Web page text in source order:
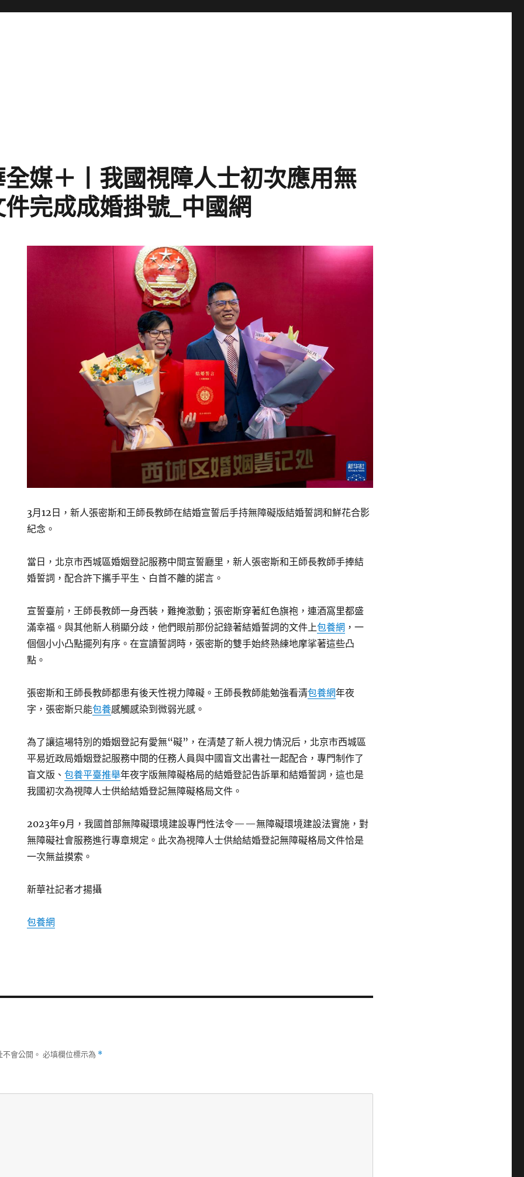
媒＋丨我國視障人士初次應用無
完成成婚掛號_中國網
3月12日，新人張密斯和王師長教師在結婚宣誓后手持無障礙版結婚誓詞和鮮花合影
紀念。
當日，北京市西城區婚姻登記服務中間宣誓廳里，新人張密斯和王師長教師手捧結
婚誓詞，配合許下攜手平生、白首不離的諾言。
宣誓臺前，王師長教師一身西裝，難掩激動；張密斯穿著紅色旗袍，連酒窩里都盛
滿幸福。與其他新人稍顯分歧，他們眼前那份記錄著結婚誓詞的文件上包養網 ，一
個個小小凸點擺列有序。在宣讀誓詞時，張密斯的雙手始終熟練地摩挲著這些凸
點。
張密斯和王師長教師都患有後天性視力障礙。王師長教師能勉強看清包養網年夜
字，張密斯只能包養感觸感染到微弱光感。
為了讓這場特別的婚姻登記有愛無“礙”，在清楚了新人視力情況后，北京市西城區
平易近政局婚姻登記服務中間的任務人員與中國盲文出書社一起配合，專門制作了
盲文版、包養平臺推舉年夜字版無障礙格局的結婚登記告訴單和結婚誓詞，這也是
我國初次為視障人士供給結婚登記無障礙格局文件。
2023年9月，我國首部無障礙環境建設專門性法令——無障礙環境建設法實施，對
無障礙社會服務進行專章規定。此次為視障人士供給結婚登記無障礙格局文件恰是
一次無益摸索。
新華社記者才揚攝
包養網
會公開。 必填欄位標示為 *